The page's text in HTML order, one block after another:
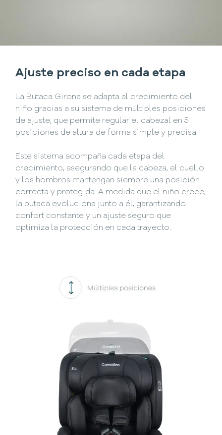
Ajuste preciso en cada etapa
La Butaca Girona se adapta al crecimiento del
niño gracias a su sistema de múltiples posiciones
de ajuste, que permite regular el cabezal en 5
posiciones de altura de forma simple y precisa.
Este sistema acompaña cada etapa del
crecimiento, asegurando que la cabeza, el cuello
y los hombros mantengan siempre una posición
correcta y protegida. A medida que el niño crece,
la butaca evoluciona junto a él, garantizando
confort constante y un ajuste seguro que
optimiza la protección en cada trayecto.